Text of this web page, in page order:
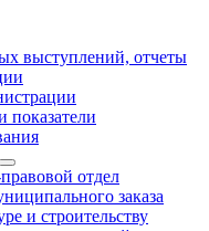
выступлений, отчеты
показатели
отдел
заказа
и строительству